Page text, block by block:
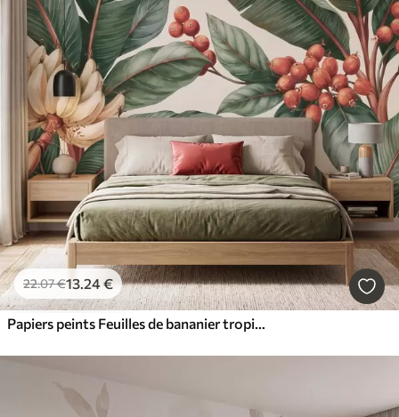
22.07€13.24€
Papiers peints Feuilles de bananier tropicales ornées de grappes de baies de café rouges, style aquarelle